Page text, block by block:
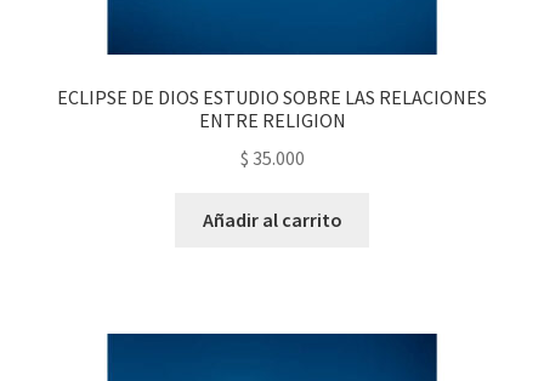
ECLIPSE DE DIOS ESTUDIO SOBRE LAS RELACIONES
ENTRE RELIGION
$ 35.000
Añadir al carrito